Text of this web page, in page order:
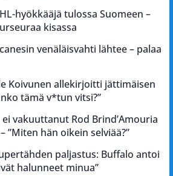
hyökkääjä tulossa Suomeen –
kisassa
venäläisvahti lähtee – palaa
Koivunen allekirjoitti jättimäisen
tämä v*tun vitsi?”
vakuuttanut Rod Brind’Amouria
”Miten hän oikein selviää?”
paljastus: Buffalo antoi
halunneet minua”